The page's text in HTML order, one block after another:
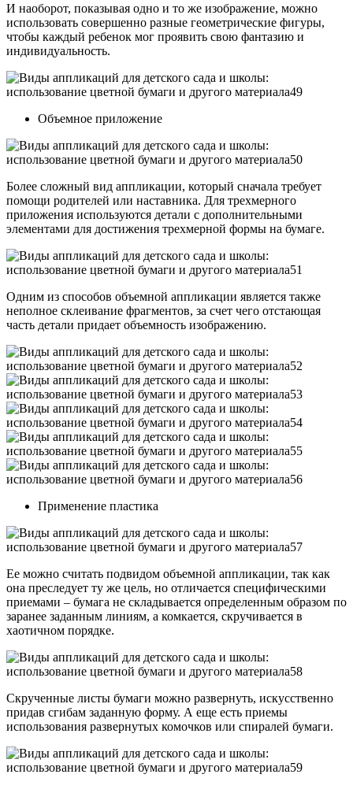
И наоборот, показывая одно и то же изображение, можно
использовать совершенно разные геометрические фигуры,
чтобы каждый ребенок мог проявить свою фантазию и
индивидуальность.
Объемное приложение
Более сложный вид аппликации, который сначала требует
помощи родителей или наставника. Для трехмерного
приложения используются детали с дополнительными
элементами для достижения трехмерной формы на бумаге.
Одним из способов объемной аппликации является также
неполное склеивание фрагментов, за счет чего отстающая
часть детали придает объемность изображению.
Применение пластика
Ее можно считать подвидом объемной аппликации, так как
она преследует ту же цель, но отличается специфическими
приемами – бумага не складывается определенным образом по
заранее заданным линиям, а комкается, скручивается в
хаотичном порядке.
Скрученные листы бумаги можно развернуть, искусственно
придав сгибам заданную форму. А еще есть приемы
использования развернутых комочков или спиралей бумаги.